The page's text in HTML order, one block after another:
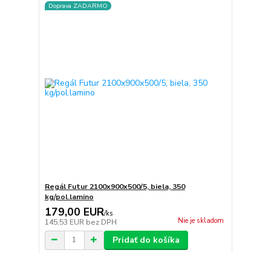
Doprava ZADARMO
Regál Futur 2100x900x500/5, biela, 350
kg/pol.lamino
179,00 EUR/ks
145,53 EUR bez DPH Nie je skladom
Pridať do košíka